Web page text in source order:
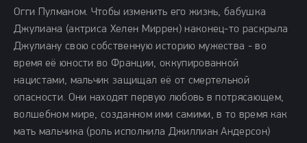
Огги Пулманом. Чтобы изменить его жизнь, бабушка
Джулиана (актриса Хелен Миррен) наконец-то раскрыла
Джулиану свою собственную историю мужества - во
время её юности во Франции, оккупированной
нацистами, мальчик защищал её от смертельной
опасности. Они находят первую любовь в потрясающем,
волшебном мире, созданном ими самими, в то время как
мать мальчика (роль исполнила Джиллиан Андерсон)